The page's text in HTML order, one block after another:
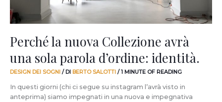
Perché la nuova Collezione avrà
una sola parola d’ordine: identità.
DESIGN DEI SOGNI / DI BERTO SALOTTI /1 MINUTE OF READING
In questi giorni (chi ci segue su instagram l’avrà visto in
anteprima) siamo impegnati in una nuova e impegnativa